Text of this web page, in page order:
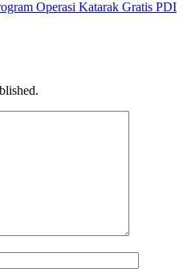
Operasi Katarak Gratis PDI